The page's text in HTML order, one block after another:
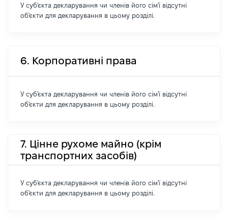
У суб'єкта декларування чи членів його сім'ї відсутні
об'єкти для декларування в цьому розділі.
6. Корпоративні права
У суб'єкта декларування чи членів його сім'ї відсутні
об'єкти для декларування в цьому розділі.
7. Цінне рухоме майно (крім
транспортних засобів)
У суб'єкта декларування чи членів його сім'ї відсутні
об'єкти для декларування в цьому розділі.